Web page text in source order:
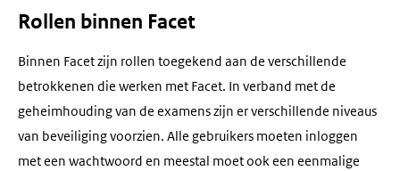
Rollen binnen Facet
Binnen Facet zijn rollen toegekend aan de verschillende
betrokkenen die werken met Facet. In verband met de
geheimhouding van de examens zijn er verschillende niveaus
van beveiliging voorzien. Alle gebruikers moeten inloggen
met een wachtwoord en meestal moet ook een eenmalige